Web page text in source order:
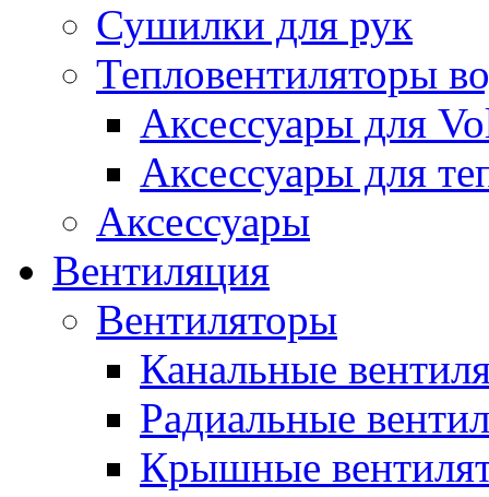
Сушилки для рук
Тепловентиляторы
Аксессуары для
Аксессуары для
Аксессуары
Вентиляция
Вентиляторы
Канальные
Радиальные
Крышные